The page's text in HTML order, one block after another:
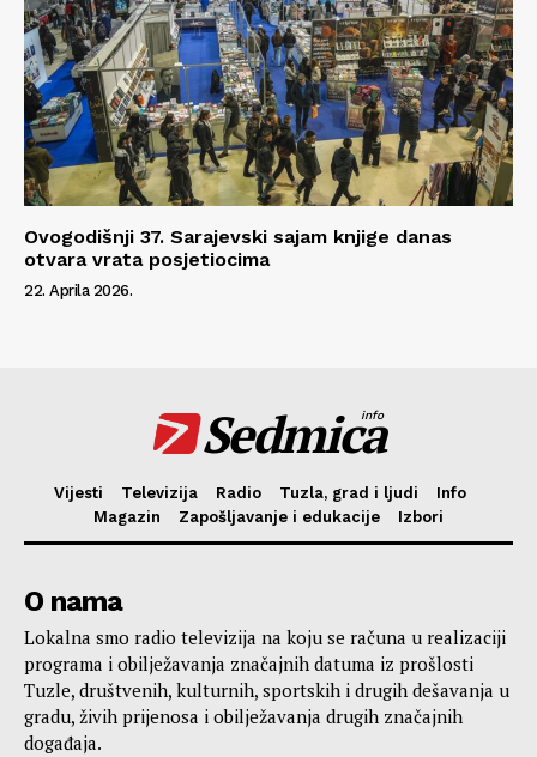
Ovogodišnji 37. Sarajevski sajam knjige danas
otvara vrata posjetiocima
22. Aprila 2026.
Sedmica
info
Vijesti Televizija Radio Tuzla, grad i ljudi
Info
Magazin
Zapošljavanje i edukacije Izbori
O nama
Lokalna smo radio televizija na koju se računa u realizaciji
programa i obilježavanja značajnih datuma iz prošlosti
Tuzle, društvenih, kulturnih, sportskih i drugih dešavanja u
gradu, živih prijenosa i obilježavanja drugih značajnih
događaja.